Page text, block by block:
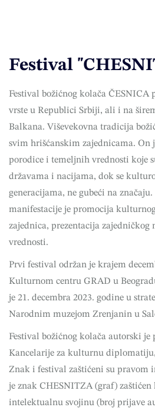
Festival
Festival božićnog kolača ČESNICA
vrste u Republici Srbiji, ali i na
Balkana. Viševekovna tradicija
svim hrišćanskim zajednicama. On
porodice i temeljnih vrednosti koje
državama i nacijama, dok se
generacijama, ne gubeći na
manifestacije je promocija
zajednica, prezentacija
vrednosti.
Prvi festival održan je krajem
Kulturnom centru GRAD u
je 21. decembra 2023. godine u
Narodnim muzejom Zrenjanin u
Festival božićnog kolača autorski
Kancelarije za kulturnu
Znak i festival zaštićeni su pravom
je znak CHESNITZA(graf) zaštićen
intelektualnu svojinu (broj prijave